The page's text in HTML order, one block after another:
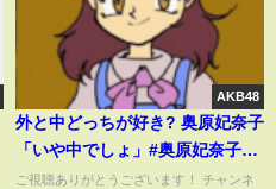
AKB48
外と中どっちが好き? 奥原妃奈子
「いや中でしょ」#奥原妃奈子
#akb48 #showroom #アイドル
ご視聴ありがとうございます！ チャンネ